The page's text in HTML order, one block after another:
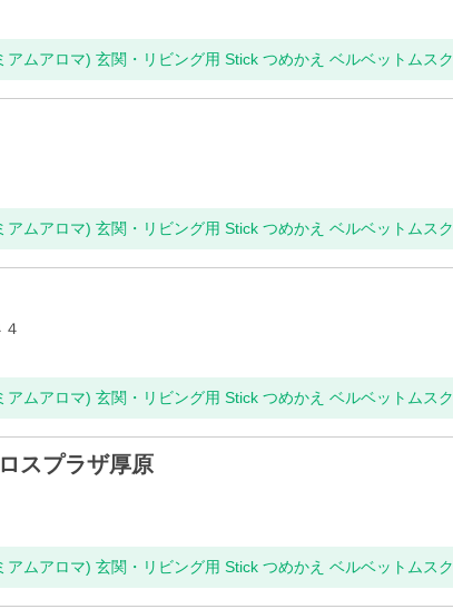
ムアロマ) 玄関・リビング用 Stick つめかえ ベルベットムスク
ムアロマ) 玄関・リビング用 Stick つめかえ ベルベットムスク
ムアロマ) 玄関・リビング用 Stick つめかえ ベルベットムスク
スプラザ厚原
ムアロマ) 玄関・リビング用 Stick つめかえ ベルベットムスク